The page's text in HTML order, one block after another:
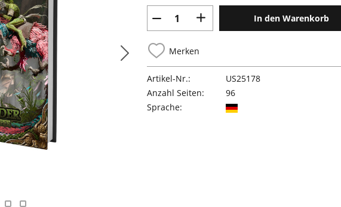
In den Warenkorb
Merken
Artikel-Nr.:
US25178
Anzahl Seiten:
96
Sprache: